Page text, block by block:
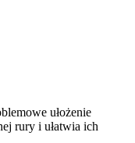
ułożenie
rury i ułatwia ich